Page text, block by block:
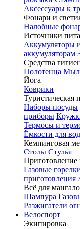
Аксессуары к
Фонари и
Налобные
Источники
Аккумуляторы
аккумуляторам
Средства
Полотенца
Йога
Коврики
Туристическая
Наборы посуды
приборы
Термосы и
Ёмкости для
Кемпинговая
Столы Стулья
Газовые горелки
приготовления
Всё для
Шампура
Разжигатели
Велоспорт
Экипировка